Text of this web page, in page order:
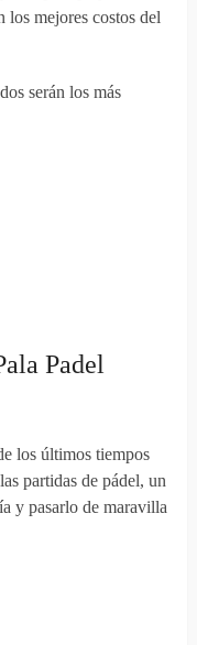
los mejores costos del
serán los más
Padel
los últimos tiempos
partidas de pádel, un
y pasarlo de maravilla